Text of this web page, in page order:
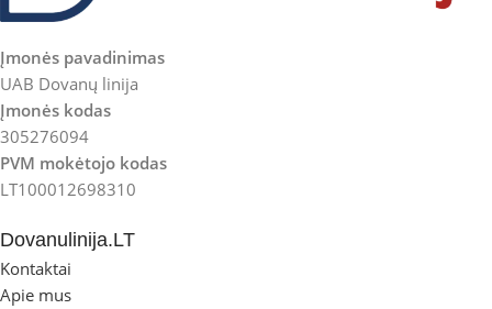
Įmonės pavadinimas
UAB Dovanų linija
Įmonės kodas
305276094
PVM mokėtojo kodas
LT100012698310
Dovanulinija.LT
Kontaktai
Apie mus